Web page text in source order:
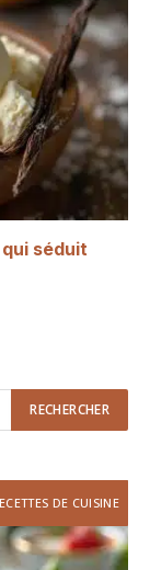
séduit
DE CUISINE